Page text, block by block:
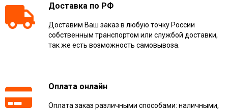
Доставка по РФ
Доставим Ваш заказ в любую точку России
собственным транспортом или службой доставки,
так же есть возможность самовывоза.
Оплата онлайн
Оплата заказ различными способами: наличными,